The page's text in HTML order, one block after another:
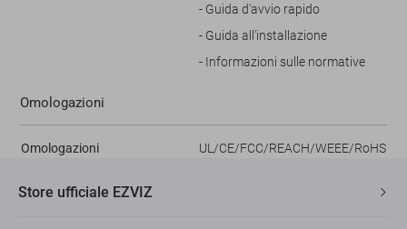
- Guida d'avvio rapido
- Guida all'installazione
- Informazioni sulle normative
Omologazioni
Omologazioni UL/CE/FCC/REACH/WEEE/RoHS
Store ufficiale EZVIZ